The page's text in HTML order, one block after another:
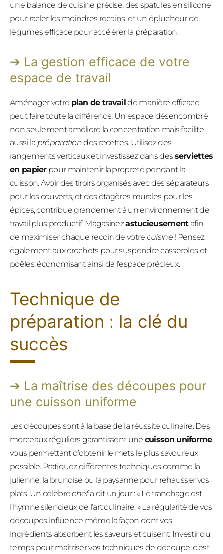
une balance de cuisine précise, des spatules en silicone
pour racler les moindres recoins, et un éplucheur de
légumes efficace pour accélérer la préparation.
La gestion efficace de votre
espace de travail
Aménager votre plan de travail de manière efficace
peut faire toute la différence. Un espace désencombré
non seulement améliore la concentration mais facilite
aussi la préparationdes recettes. Utilisez des
rangements verticaux et investissez dans des serviettes
en papierpour maintenir la propreté pendant la
cuisson. Avoir des tiroirs organisés avec des séparateurs
pour les couverts, et des étagères murales pour les
épices, contribue grandement à un environnement de
travail plus productif. Magasinezastucieusementafin
de maximiser chaque recoin de votre cuisine! Pensez
également aux crochets pour suspendre casseroles et
poêles, économisant ainsi de l’espace précieux.
Technique de
préparation : la clé du
succès
La maîtrise des découpes pour
une cuisson uniforme
Les découpes sont à la base de la réussite culinaire. Des
morceaux réguliers garantissent une cuisson uniforme,
vous permettant d’obtenir le mets le plus savoureux
possible. Pratiquez différentes techniques comme la
julienne, la brunoise ou la paysanne pour rehausser vos
plats. Un célèbrechefa dit un jour : « Le tranchage est
l’hymne silencieux de l’art culinaire. » La régularité de vos
découpes influence même la façon dont vos
ingrédients absorbent les saveurs et cuisent. Investir du
temps pour maîtriser vos techniques de découpe, c’est